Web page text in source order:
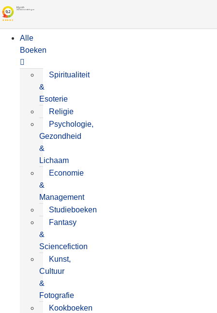
Alle
Boeken
Spiritualiteit
&
Esoterie
Religie
Psychologie,
Gezondheid
&
Lichaam
Economie
&
Management
Studieboeken
Fantasy
&
Sciencefiction
Kunst,
Cultuur
&
Fotografie
Kookboeken